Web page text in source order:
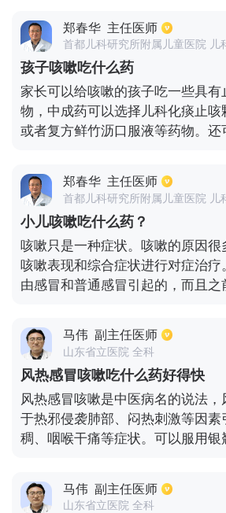
先进行一个检查，针对病因采用非
采用药物治疗时，通常使用药物有
肾上腺素受体阻断药等。在饮食上
化清淡，营养丰富，低盐低脂、高
为主。具体针对性药物应当在医院
用。
郑春华 主任医师
首都儿科研究所附属儿童医院 儿
孩子咳嗽吃什么药
家长可以给咳嗽的孩子吃一些具有
物，中成药可以选择儿科化痰止咳
或者复方鲜竹沥口服液等药物。还
消炎口服液等。西药则可以选择氨
静等药物。孩子咳嗽最好先去医院
查，如果白细胞高的话，可给孩子
的药物，常用的有头孢菌素、大环
素、罗红霉素等。如果是细菌感染
给孩子吃清热解毒的中成药是没有
郑春华 主任医师
首都儿科研究所附属儿童医院 儿
小儿咳嗽吃什么药？
咳嗽只是一种症状。咳嗽的原因很
咳嗽表现和综合症状进行对症治疗
由感冒和普通感冒引起的，而且之
颗粒、氨溴索口服液等。如果咳嗽
更频繁，白天较少，这种情况可能
可能与季节或室内环境有关。可以
定糖浆，这有助于改善过敏性咳嗽
少，白天和晚上的差别不大，持续
普通镇咳药的效果不好，可以吃阿
是支原体感染引起的，普通支原体
右美沙芬等镇咳，具体应根据儿童
其他综合症状而定。
马伟 副主任医师
山东省立医院 全科
风热感冒咳嗽吃什么药好得快
风热感冒咳嗽是中医病名的说法
于热邪侵袭肺部、闷热刺激等因素
稠、咽喉干痛等症状。可以服用银
类的药物，如川贝枇杷糖浆、麻杏
以使用中药方剂如桑菊饮，包含有
马伟 副主任医师
山东省立医院 全科